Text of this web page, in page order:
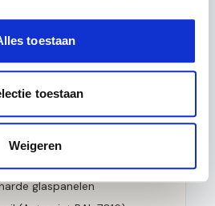
toestaan
toestaan
Weigeren
stompe stukjes valt
1 norm
glaspanelen